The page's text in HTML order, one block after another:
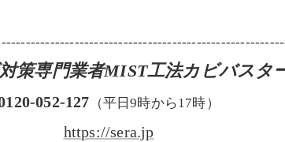
策専門業者MIST工法カビバスタ
052-127 （平日9時から17時）
https://sera.jp